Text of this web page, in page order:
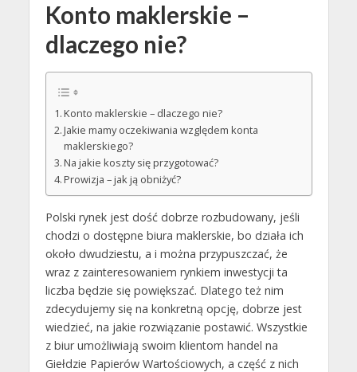
Konto maklerskie –
dlaczego nie?
Konto maklerskie – dlaczego nie?
Jakie mamy oczekiwania względem konta
maklerskiego?
Na jakie koszty się przygotować?
Prowizja – jak ją obniżyć?
Polski rynek jest dość dobrze rozbudowany, jeśli
chodzi o dostępne biura maklerskie, bo działa ich
około dwudziestu, a i można przypuszczać, że
wraz z zainteresowaniem rynkiem inwestycji ta
liczba będzie się powiększać. Dlatego też nim
zdecydujemy się na konkretną opcję, dobrze jest
wiedzieć, na jakie rozwiązanie postawić. Wszystkie
z biur umożliwiają swoim klientom handel na
Giełdzie Papierów Wartościowych, a część z nich